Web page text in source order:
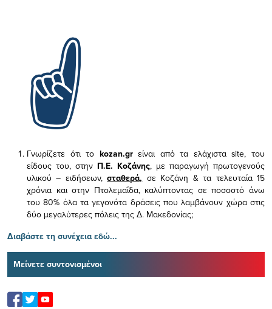
Γνωρίζετε ότι το kozan.gr είναι από τα ελάχισταsite, του
είδους του, στην Π.Ε. Κοζάνης, με παραγωγή πρωτογενούς
υλικού – ειδήσεων,σταθερά, σε Κοζάνη & τα τελευταία 15
χρόνια και στην Πτολεμαΐδα, καλύπτοντας σε ποσοστό άνω
του 80% όλα τα γεγονότα δράσεις που λαμβάνουν χώρα στις
δύο μεγαλύτερες πόλεις της Δ. Μακεδονίας;
Διαβάστε τη συνέχεια εδώ...
Μείνετε συντονισμένοι